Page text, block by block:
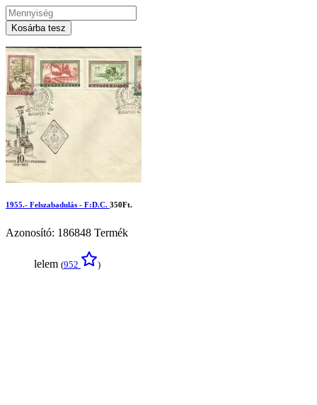
Kosárba tesz
1955.- Felszabadulás - F:D.C. 350Ft.
Azonosító: 186848 Termék
lelem (952 )